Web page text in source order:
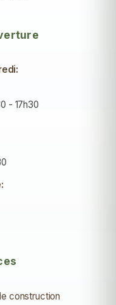
- 17h30
construction